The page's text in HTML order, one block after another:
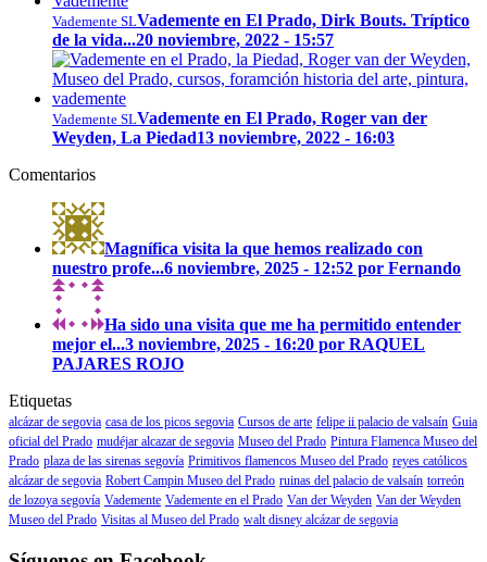
Vademente SLVademente en El Prado, Dirk Bouts. Tríptico
de la vida...20 noviembre, 2022 - 15:57
Vademente SLVademente en El Prado, Roger van der
Weyden, La Piedad13 noviembre, 2022 - 16:03
Comentarios
Magnífica visita la que hemos realizado con
nuestro profe...6 noviembre, 2025 - 12:52 por Fernando
Ha sido una visita que me ha permitido entender
mejor el...3 noviembre, 2025 - 16:20 por RAQUEL
PAJARES ROJO
Etiquetas
alcázar de segovia casa de los picos segovia Cursos de arte felipe ii palacio de valsaín Guia
oficial del Prado mudéjar alcazar de segovia Museo del Prado Pintura Flamenca Museo del
Prado plaza de las sirenas segovía Primitivos flamencos Museo del Prado reyes católicos
alcázar de segovia Robert Campin Museo del Prado ruinas del palacio de valsaín torreón
de lozoya segovía Vademente Vademente en el Prado Van der Weyden Van der Weyden
Museo del Prado Visitas al Museo del Prado walt disney alcázar de segovia